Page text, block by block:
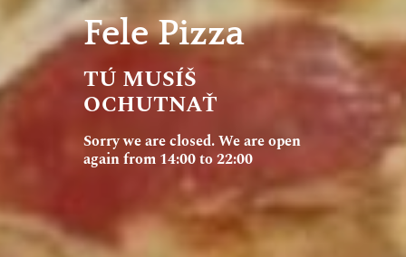
Fele Pizza
TÚ MUSÍŠ
OCHUTNAŤ
Sorry we are closed. We are open
again from 14:00 to 22:00